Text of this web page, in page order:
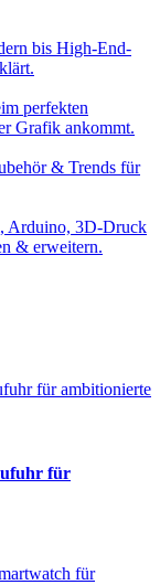
bis High-End-
perfekten
Grafik ankommt.
& Trends für
Arduino, 3D-Druck
& erweitern.
für